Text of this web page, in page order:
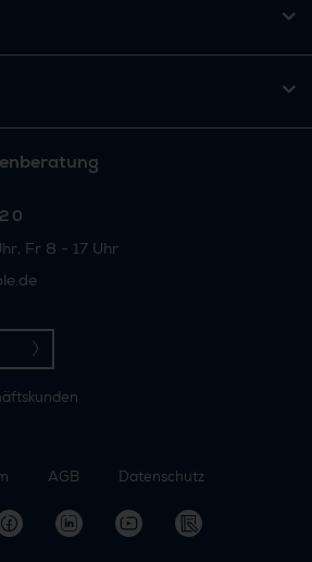
0
Fr 8 - 17 Uhr
AGB Datenschutz